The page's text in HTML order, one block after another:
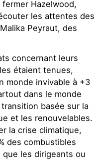
Hazelwood,
les attentes des
Peyraut, des
concernant leurs
étaient tenues,
monde invivable à +3
dans le monde
basée sur la
et les renouvelables.
la crise climatique,
des combustibles
les dirigeants ou